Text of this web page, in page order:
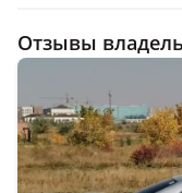
Отзывы